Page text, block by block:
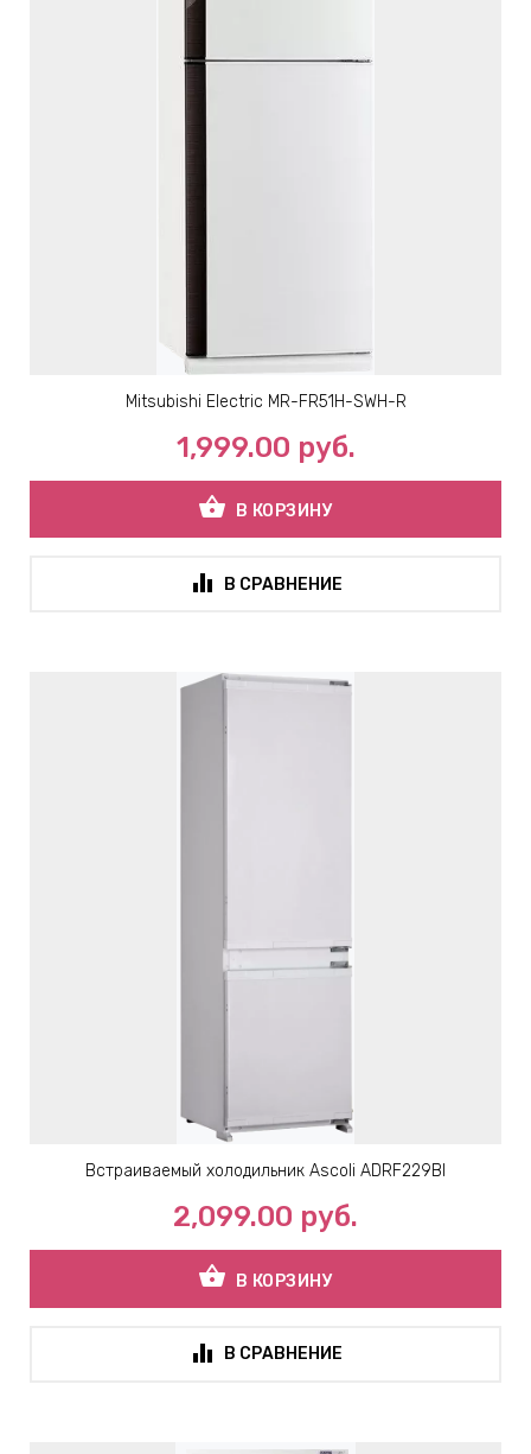
Mitsubishi Electric MR-FR51H-SWH-R
1,999.00 руб.
shopping_basket В КОРЗИНУ
В СРАВНЕНИЕ
Встраиваемый холодильник Ascoli ADRF229BI
2,099.00 руб.
shopping_basket В КОРЗИНУ
В СРАВНЕНИЕ